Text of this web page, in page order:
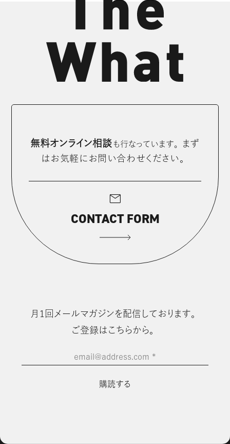
無料オンライン相談も⾏なっています。
まず
はお気軽にお問い合わせください。
mail
CONTACT FORM
⽉1回メールマガジンを配信しております。
ご登録はこちらから。
email@address.com
*